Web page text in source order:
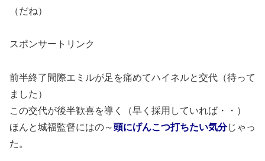
（だね）
スポンサートリンク
前半終了間際エミルが足を痛めてハイネルと交代（待って
ました）
この交代が後半歓喜を導く（早く採用していれば・・）
ほんと城福監督にはの～頭にげんこつ打ちたい気分じゃっ
た。